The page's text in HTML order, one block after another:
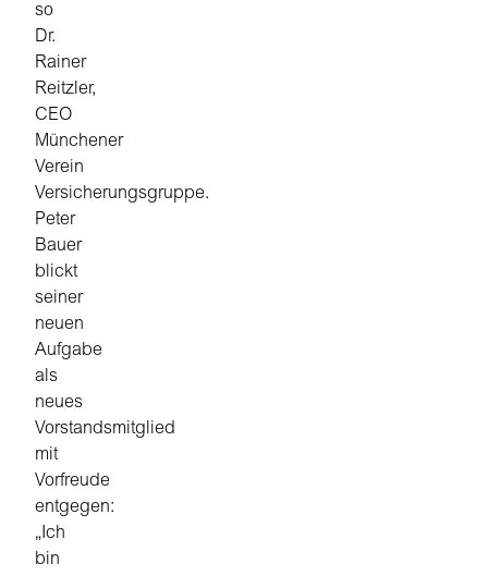
so
Dr.
Rainer
Reitzler,
CEO
Münchener
Verein
Versicherungsgruppe.
Peter
Bauer
blickt
seiner
neuen
Aufgabe
als
neues
Vorstandsmitglied
mit
Vorfreude
entgegen:
„Ich
bin